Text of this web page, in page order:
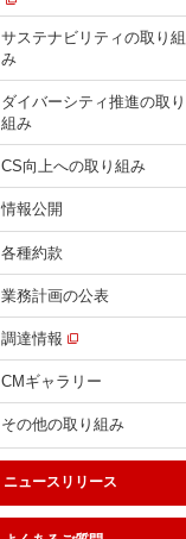
サステナビリティの取り組
み
ダイバーシティ推進の取り
組み
CS向上への取り組み
情報公開
各種約款
業務計画の公表
調達情報
CMギャラリー
その他の取り組み
ニュースリリース